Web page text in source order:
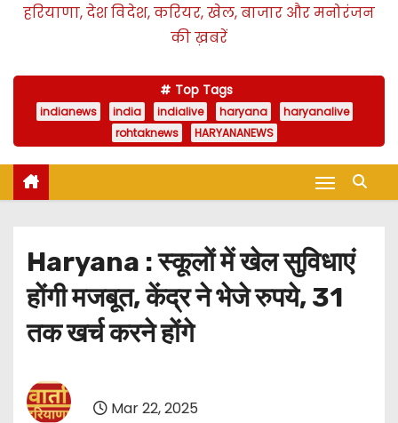
हरियाणा, देश विदेश, करियर, खेल, बाजार और मनोरंजन
की ख़बरें
Top Tags
indianews india indialive haryana
haryanalive
rohtaknews
HARYANANEWS
Haryana : स्कूलों में खेल सुविधाएं
होंगी मजबूत, केंद्र ने भेजे रुपये, 31
तक खर्च करने होंगे
Mar 22, 2025